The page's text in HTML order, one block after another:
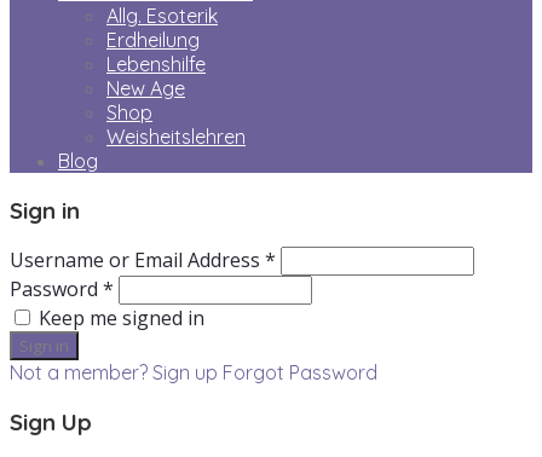
Allg. Esoterik
Erdheilung
Lebenshilfe
New Age
Shop
Weisheitslehren
Blog
Sign in
Username or Email Address *
Password *
Keep me signed in
Not a member? Sign up Forgot Password
Sign Up